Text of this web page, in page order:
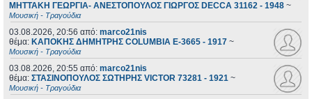
ΜΗΤΤΑΚΗ ΓΕΩΡΓΙΑ- ΑΝΕΣΤΟΠΟΥΛΟΣ ΓΙΩΡΓΟΣ DECCA 31162 - 1948 ~
Μουσική - Τραγούδια
03.08.2026, 20:56 από: marco21nis
θέμα: ΚΑΠΟΚΗΣ ΔΗΜΗΤΡΗΣ COLUMBIA E-3665 - 1917 ~
Μουσική - Τραγούδια
03.08.2026, 20:55 από: marco21nis
θέμα: ΣΤΑΣΙΝΟΠΟΥΛΟΣ ΣΩΤΗΡΗΣ VICTOR 73281 - 1921 ~
Μουσική - Τραγούδια